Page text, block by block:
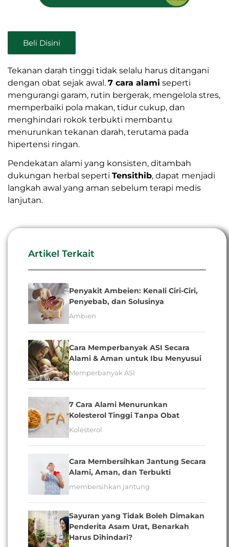
Beli Disini
Tekanan darah tinggi tidak selalu harus ditangani
dengan obat sejak awal. 7 cara alami seperti
mengurangi garam, rutin bergerak, mengelola stres,
memperbaiki pola makan, tidur cukup, dan
menghindari rokok terbukti membantu
menurunkan tekanan darah, terutama pada
hipertensi ringan.
Pendekatan alami yang konsisten, ditambah
dukungan herbal seperti Tensithib, dapat menjadi
langkah awal yang aman sebelum terapi medis
lanjutan.
Artikel Terkait
Penyakit Ambeien: Kenali Ciri-Ciri,
Penyebab, dan Solusinya
Ambien
Cara Memperbanyak ASI Secara
Alami & Aman untuk Ibu Menyusui
Memperbanyak ASI
7 Cara Alami Menurunkan
Kolesterol Tinggi Tanpa Obat
Kolesterol
Cara Membersihkan Jantung Secara
Alami, Aman, dan Terbukti
membersihkan jantung
Sayuran yang Tidak Boleh Dimakan
Penderita Asam Urat, Benarkah
Harus Dihindari?